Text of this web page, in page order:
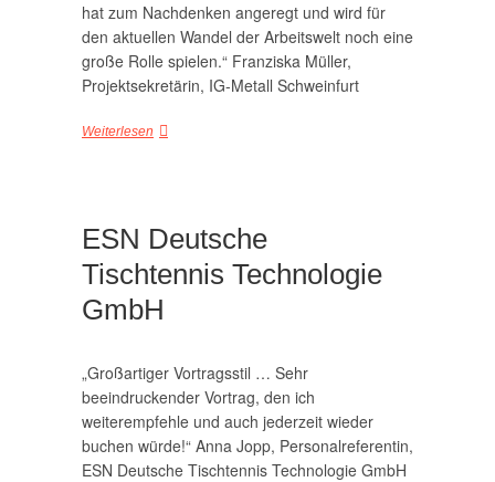
hat zum Nachdenken angeregt und wird für
den aktuellen Wandel der Arbeitswelt noch eine
große Rolle spielen.“ Franziska Müller,
Projektsekretärin, IG-Metall Schweinfurt
Weiterlesen
ESN Deutsche
Tischtennis Technologie
GmbH
„Großartiger Vortragsstil … Sehr
beeindruckender Vortrag, den ich
weiterempfehle und auch jederzeit wieder
buchen würde!“ Anna Jopp, Personalreferentin,
ESN Deutsche Tischtennis Technologie GmbH